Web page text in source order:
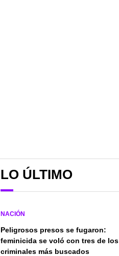
LO ÚLTIMO
NACIÓN
Peligrosos presos se fugaron:
feminicida se voló con tres de los
criminales más buscados